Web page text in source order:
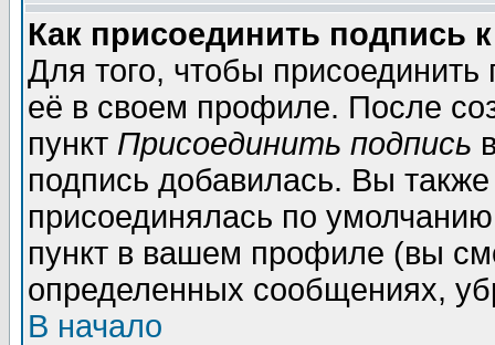
Как присоединить подпись
Для того, чтобы
её в своем профиле. После
пункт Присоединить подпись
подпись добавилась. Вы
присоединялась по
пункт в вашем профиле (вы
определенных сообщениях,
В начало